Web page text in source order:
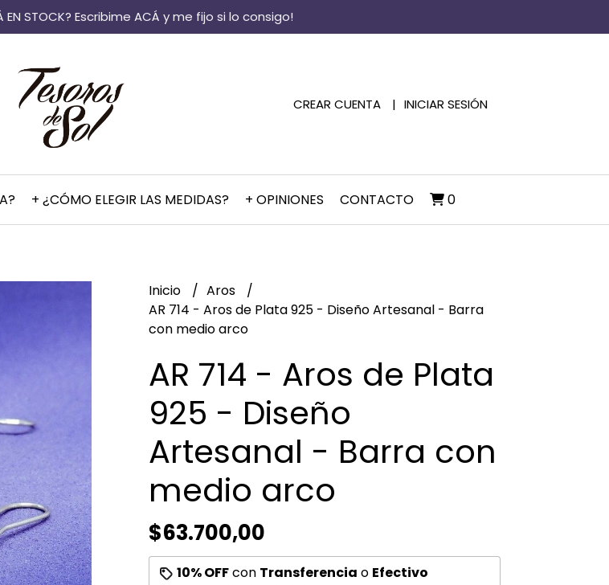
EN STOCK? Escribime ACÁ y me fijo si lo consigo!
CREAR CUENTA INICIAR SESIÓN
+ ¿CÓMO ELEGIR LAS MEDIDAS? + OPINIONES CONTACTO 0
Inicio
Aros
AR 714 - Aros de Plata 925 - Diseño Artesanal - Barra
con medio arco
AR 714 - Aros de Plata
925 - Diseño
Artesanal - Barra con
medio arco
$63.700,00
10% OFFcon Transferencia o Efectivo